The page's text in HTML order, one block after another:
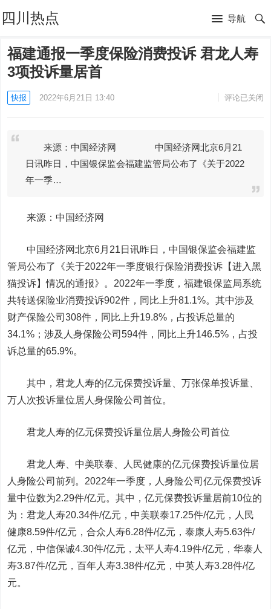
四川热点 导航
福建通报一季度保险消费投诉 君龙人寿
3项投诉量居首
快报 2022年6月21日 13:40 评论已关闭
来源：中国经济网 中国经济网北京6月21
日讯昨日，中国银保监会福建监管局公布了《关于2022
年一季…
来源：中国经济网
中国经济网北京6月21日讯昨日，中国银保监会福建监
管局公布了《关于2022年一季度银行保险消费投诉【进入黑
猫投诉】情况的通报》。2022年一季度，福建银保监局系统
共转送保险业消费投诉902件，同比上升81.1%。其中涉及
财产保险公司308件，同比上升19.8%，占投诉总量的
34.1%；涉及人身保险公司594件，同比上升146.5%，占投
诉总量的65.9%。
其中，君龙人寿的亿元保费投诉量、万张保单投诉量、
万人次投诉量位居人身保险公司首位。
君龙人寿的亿元保费投诉量位居人身险公司首位
君龙人寿、中美联泰、人民健康的亿元保费投诉量位居
人身险公司前列。2022年一季度，人身险公司亿元保费投诉
量中位数为2.29件/亿元。其中，亿元保费投诉量居前10位的
为：君龙人寿20.34件/亿元，中美联泰17.25件/亿元，人民
健康8.59件/亿元，合众人寿6.28件/亿元，泰康人寿5.63件/
亿元，中信保诚4.30件/亿元，太平人寿4.19件/亿元，华泰人
寿3.87件/亿元，百年人寿3.38件/亿元，中英人寿3.28件/亿
元。